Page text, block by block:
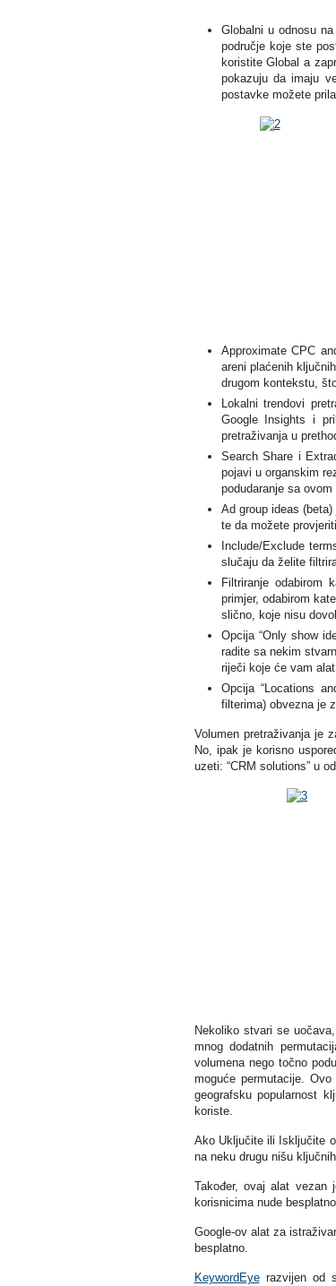
Globalni u odnosu
područje koje ste
koristite Global a
pokazuju da imaju
postavke možete
Approximate CPC
areni plaćenih
drugom kontekstu,
Lokalni trendovi
Google Insights i
pretraživanja u
Search Share i
pojavi u organskim
podudaranje sa
Ad group ideas
te da možete
Include/Exclude
slučaju da želite
Filtriranje odabirom
primjer, odabirom
slično, koje nisu
Opcija “Only show
radite sa nekim
riječi koje će vam
Opcija “Locations
filterima) obvezna je
Volumen pretraživanja je
No, ipak je korisno
uzeti: “CRM solutions” u
Nekoliko stvari se
mnog dodatnih
volumena nego točno
moguće permutacije.
geografsku popularnost
koriste.
Ako Uključite ili Isključite
na neku drugu nišu
Također, ovaj alat
korisnicima nude
Google-ov alat za
besplatno.
KeywordEyerazvijen od